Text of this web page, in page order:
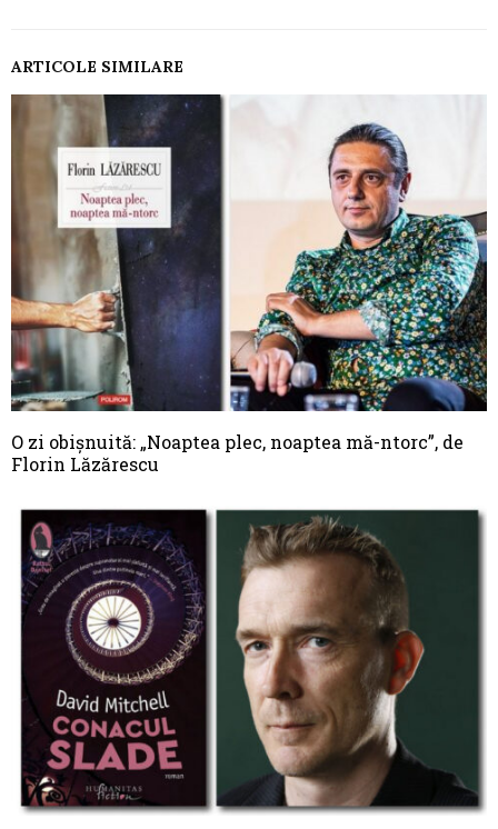
ARTICOLE SIMILARE
O zi obișnuită: „Noaptea plec, noaptea mă-ntorc”, de
Florin Lăzărescu